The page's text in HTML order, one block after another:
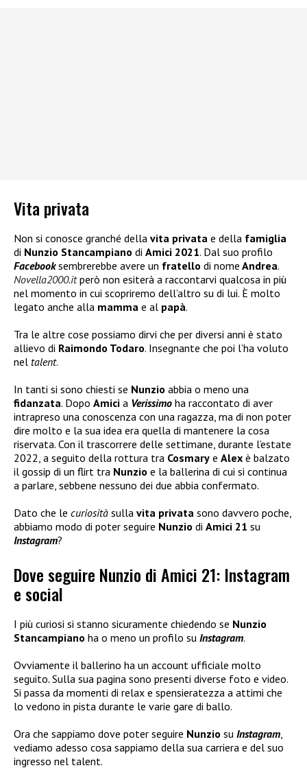
Vita privata
Non si conosce granché della vita privata e della famiglia
di Nunzio Stancampiano di Amici 2021. Dal suo profilo
Facebooksembrerebbe avere un fratello di nome Andrea.
Novella2000.it però non esiterà a raccontarvi qualcosa in più
nel momento in cui scopriremo dell’altro su di lui. È molto
legato anche alla mamma e al papà.
Tra le altre cose possiamo dirvi che per diversi anni è stato
allievo di Raimondo Todaro. Insegnante che poi l’ha voluto
nel talent.
In tanti si sono chiesti se Nunzio abbia o meno una
fidanzata. Dopo Amici a Verissimo ha raccontato di aver
intrapreso una conoscenza con una ragazza, ma di non poter
dire molto e la sua idea era quella di mantenere la cosa
riservata. Con il trascorrere delle settimane, durante l’estate
2022, a seguito della rottura tra Cosmary e Alex è balzato
il gossip di un flirt tra Nunzio e la ballerina di cui si continua
a parlare, sebbene nessuno dei due abbia confermato.
Dato che le curiosità sulla vita privata sono davvero poche,
abbiamo modo di poter seguire Nunzio di Amici 21 su
Instagram?
Dove seguire Nunzio di Amici 21: Instagram
e social
I più curiosi si stanno sicuramente chiedendo se Nunzio
Stancampiano ha o meno un profilo su Instagram.
Ovviamente il ballerino ha un account ufficiale molto
seguito.Sulla sua pagina sono presenti diverse foto e video.
Si passa da momenti di relax e spensieratezza a attimi che
lo vedono in pista durante le varie gare di ballo.
Ora che sappiamo dove poter seguire Nunzio su Instagram,
vediamo adesso cosa sappiamo della sua carriera e del suo
ingresso nel talent.